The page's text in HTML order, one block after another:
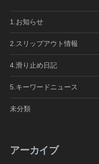
1.お知らせ
2.スリップアウト情報
4.滑り止め日記
5.キーワードニュース
未分類
アーカイブ